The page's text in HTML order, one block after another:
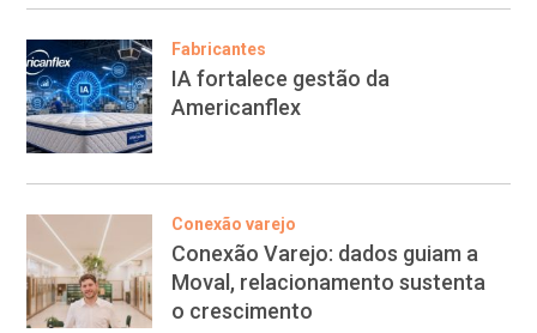
Fabricantes
IA fortalece gestão da
Americanflex
Conexão varejo
Conexão Varejo: dados guiam a
Moval, relacionamento sustenta
o crescimento